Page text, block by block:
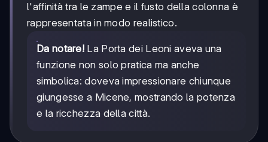
l'affinità tra le zampe e il fusto della colonna è
rappresentata in modo realistico.
Da notare! La Porta dei Leoni aveva una
funzione non solo pratica ma anche
simbolica: doveva impressionare chiunque
giungesse a Micene, mostrando la potenza
e la ricchezza della città.